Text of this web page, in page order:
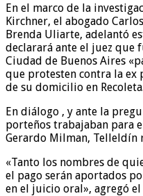
En el marco de la
Kirchner, el abogado
Brenda Uliarte, adelantó
declarará ante el juez que
Ciudad de Buenos Aires
que protesten contra la ex
de su domicilio en Recoleta.
En diálogo , y ante la
porteños trabajaban para
Gerardo Milman, Telleldín
«Tanto los nombres de
el pago serán aportados
en el juicio oral», agregó